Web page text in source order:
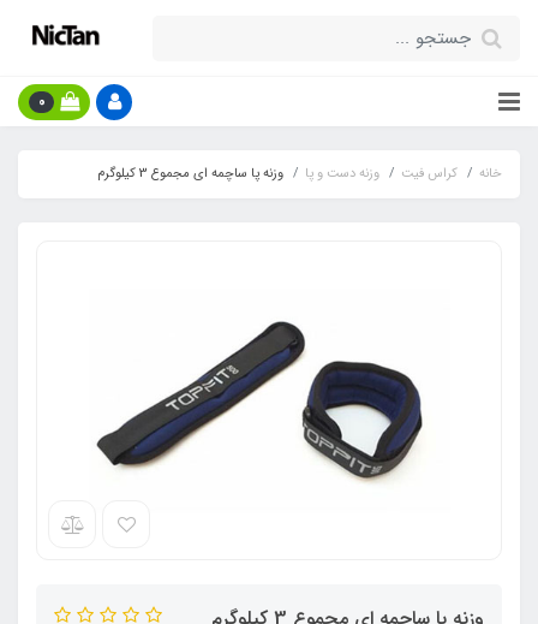
0
خانه کراس فیت وزنه دست و پا وزنه پا ساچمه ای مجموع 3 کیلوگرم